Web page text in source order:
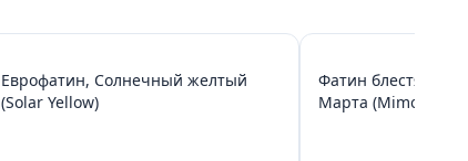
Еврофатин, Солнечный желтый
(Solar Yellow)
Фатин
Марта (Mimosa)